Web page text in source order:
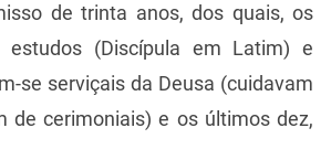
de trinta anos, dos quais, os
(Discípula em Latim) e
se serviçais da Deusa (cuidavam
de cerimoniais) e os últimos dez,